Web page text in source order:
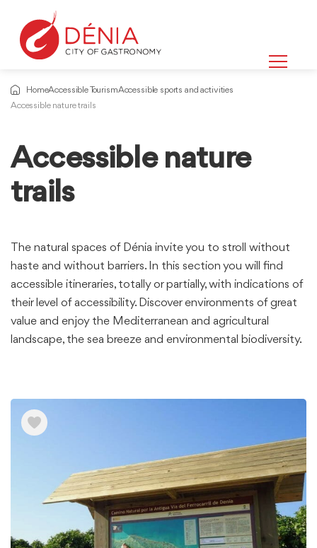
HomeAccessible TourismAccessible sports and activities
Accessible nature trails
Accessible nature
trails
Information
about
The natural spaces of Dénia invite you to stroll without
haste and without barriers. In this section you will find
accessible itineraries, totally or partially, with indications of
their level of accessibility. Discover environments of great
value and enjoy the Mediterranean and agricultural
landscape, the sea breeze and environmental biodiversity.